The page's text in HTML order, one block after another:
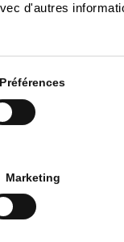
d'autres
Préférences
Marketing